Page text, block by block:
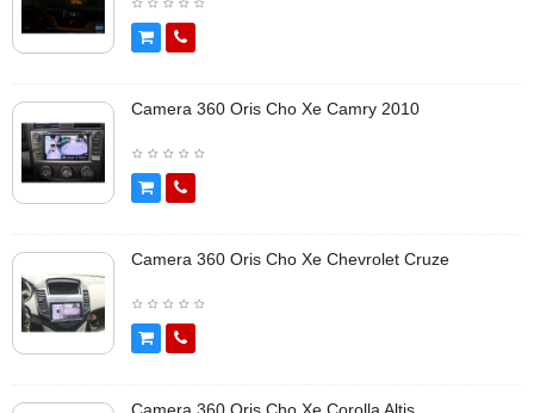
Camera 360 Oris Cho Xe Camry 2010
Camera 360 Oris Cho Xe Chevrolet Cruze
Camera 360 Oris Cho Xe Corolla Altis